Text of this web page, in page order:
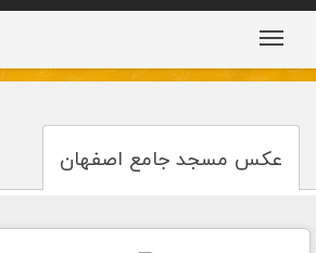
عکس مسجد جامع اصفهان